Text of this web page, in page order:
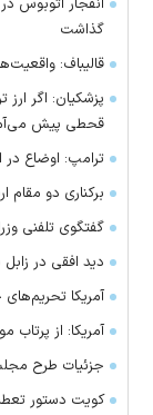
گذاشت
قالیباف:
پزشکیان: اگر
قحطی پیش
ترامپ: اوضاع
برکناری دو مقام
گفتگوی تلفنی
دید افقی در زابل به ۲۵۰۰ متر کاهش
آمریکا
آمریکا: از
جزئیات طرح
کویت دستور